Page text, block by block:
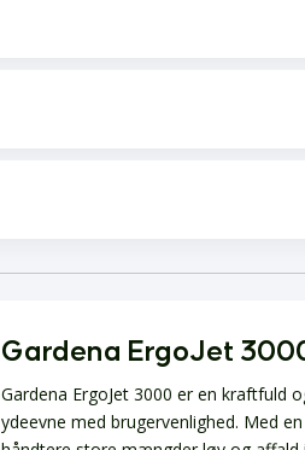
Gardena ErgoJet
Gardena ErgoJet 3000 er en kraftfuld
ydeevne med brugervenlighed. Med